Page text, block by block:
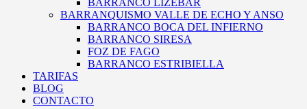
BARRANCO LIZEBAR
BARRANQUISMO VALLE DE ECHO Y ANSO
BARRANCO BOCA DEL INFIERNO
BARRANCO SIRESA
FOZ DE FAGO
BARRANCO ESTRIBIELLA
TARIFAS
BLOG
CONTACTO